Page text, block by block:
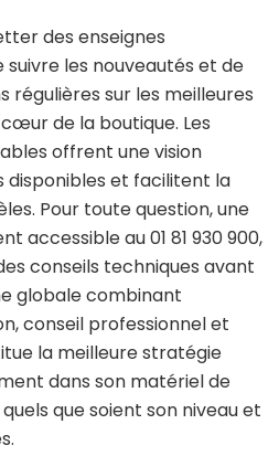
des enseignes
les nouveautés et de
sur les meilleures
de la boutique. Les
offrent une vision
et facilitent la
Pour toute question, une
accessible au 01 81 930 900,
conseils techniques avant
globale combinant
conseil professionnel et
la meilleure stratégie
dans son matériel de
que soient son niveau et